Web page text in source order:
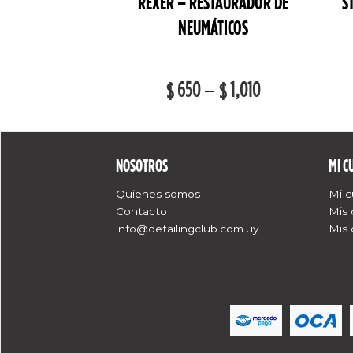
NEUMÁTICOS
$ 650– $1,010
NOSOTROS
Quienes somos
Contacto
info@detailingclub.com.uy
MI
Mi
Mis
Mis